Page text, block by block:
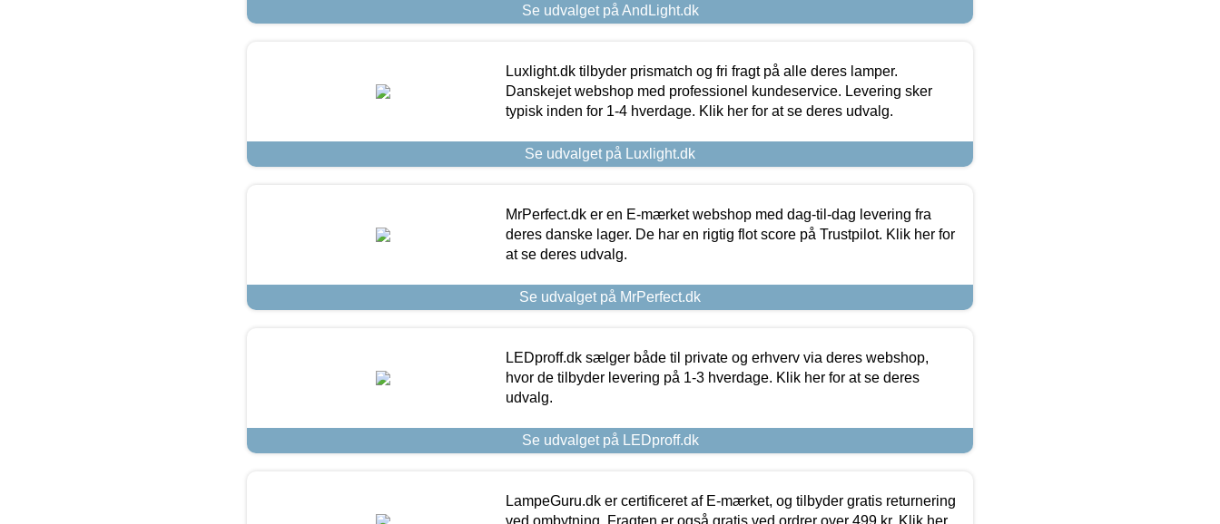
Se udvalget på AndLight.dk
Luxlight.dk tilbyder prismatch og fri fragt på alle deres lamper.
Danskejet webshop med professionel kundeservice. Levering sker
typisk inden for 1-4 hverdage. Klik her for at se deres udvalg.
Se udvalget på Luxlight.dk
MrPerfect.dk er en E-mærket webshop med dag-til-dag levering fra
deres danske lager. De har en rigtig flot score på Trustpilot. Klik her for
at se deres udvalg.
Se udvalget på MrPerfect.dk
LEDproff.dk sælger både til private og erhverv via deres webshop,
hvor de tilbyder levering på 1-3 hverdage. Klik her for at se deres
udvalg.
Se udvalget på LEDproff.dk
LampeGuru.dk er certificeret af E-mærket, og tilbyder gratis returnering